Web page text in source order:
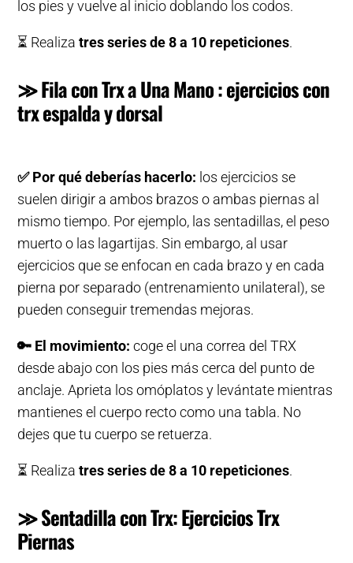
los pies y vuelve al inicio doblando los codos.
⏳ Realizatres series de 8 a 10 repeticiones.
≫ Fila con Trx a Una Mano : ejercicios con
trx espalda y dorsal
✅Por qué deberías hacerlo: los ejercicios se
suelen dirigir a ambos brazos o ambas piernas al
mismo tiempo. Por ejemplo, las sentadillas, el peso
muerto o las lagartijas. Sin embargo, al usar
ejercicios que se enfocan en cada brazo y en cada
pierna por separado (entrenamiento unilateral), se
pueden conseguir tremendas mejoras.
🔑 El movimiento: coge el una correa del TRX
desde abajo con los pies más cerca del punto de
anclaje. Aprieta los omóplatos y levántate mientras
mantienes el cuerpo recto como una tabla. No
dejes que tu cuerpo se retuerza.
⏳ Realizatres series de 8 a 10 repeticiones.
≫ Sentadilla con Trx: Ejercicios Trx
Piernas